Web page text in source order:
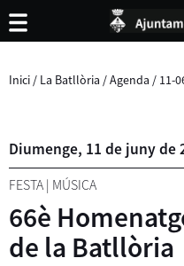
Inici / La Batllòria /Agenda / 11-
Diumenge, 11 de junyde
FESTA | MÚSICA
66è
de la Batllòria